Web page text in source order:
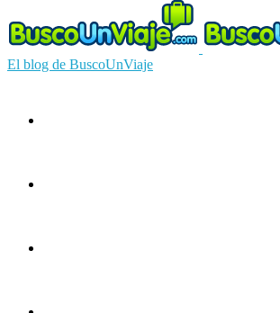
El blog de BuscoUnViaje